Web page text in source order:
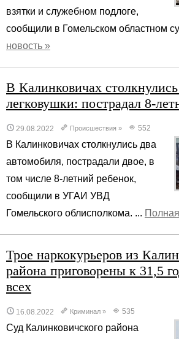
взятки и служебном подлоге,
сообщили в Гомельском областном
новость »
В Калинковичах
легковушки: пострадал 8-
29.08.2022 Происшествия » 552
В Калинковичах столкнулись два
автомобиля, пострадали двое, в
том числе 8-летний ребенок,
сообщили в УГАИ УВД
Гомельского облисполкома. ...
Трое наркокурьеров из
района приговорены к 31,5
всех
16.08.2022 Криминал » 535
Суд Калинковичского района